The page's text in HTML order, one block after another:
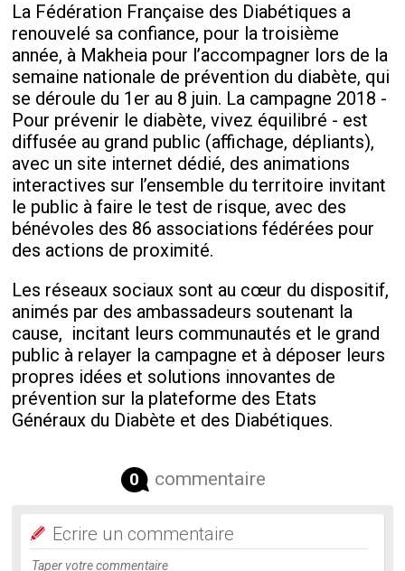
La Fédération Française des Diabétiques a
renouvelé sa confiance, pour la troisième
année, à Makheia pour l’accompagner lors de la
semaine nationale de prévention du diabète, qui
se déroule du 1er au 8 juin. La campagne 2018 -
Pour prévenir le diabète, vivez équilibré - est
diffusée au grand public (affichage, dépliants),
avec un site internet dédié, des animations
interactives sur l’ensemble du territoire invitant
le public à faire le test de risque, avec des
bénévoles des 86 associations fédérées pour
des actions de proximité.
Les réseaux sociaux sont au cœur du dispositif,
animés par des ambassadeurs soutenant la
cause, incitant leurs communautés et le grand
public à relayer la campagne et à déposer leurs
propres idées et solutions innovantes de
prévention sur la plateforme des Etats
Généraux du Diabète et des Diabétiques.
0 commentaire
Ecrire un commentaire